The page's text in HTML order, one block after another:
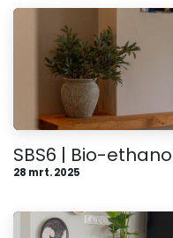
SBS6 | Bio-
28 mrt. 2025